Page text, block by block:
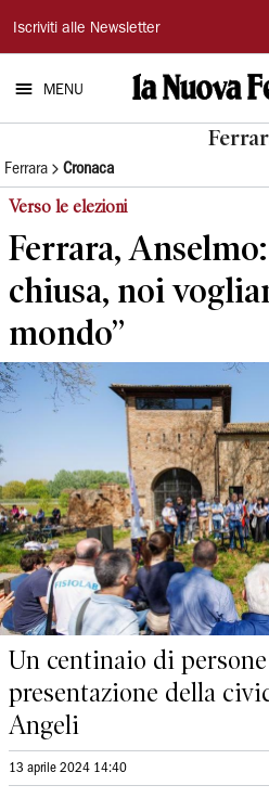
La
Nuova
Ferrara
Iscriviti alle Newsletter
MENU
Ferrara Cronaca
Verso le elezioni
Ferrara,
chiusa, noi
mondo”
Un centinaio di
presentazione della
Angeli
13 aprile 2024 14:40